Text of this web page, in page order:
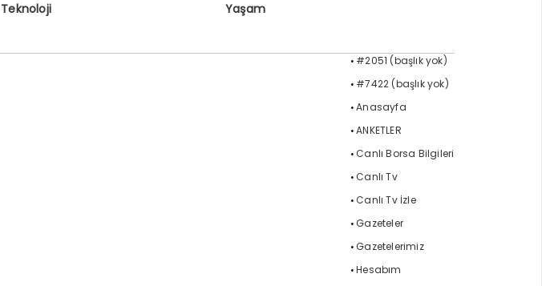
Teknoloji Yaşam
#2051 (başlık yok)
#7422 (başlık yok)
Anasayfa
ANKETLER
Canlı Borsa Bilgileri
Canlı Tv
Canlı Tv İzle
Gazeteler
Gazetelerimiz
Hesabım